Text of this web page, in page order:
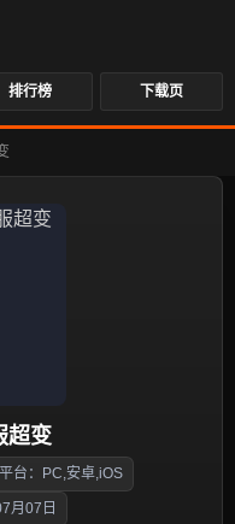
排行榜 下载页
超变
台：PC,安卓,iOS
月07日